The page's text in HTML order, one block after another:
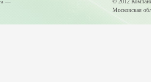
—
© 2012
Московская